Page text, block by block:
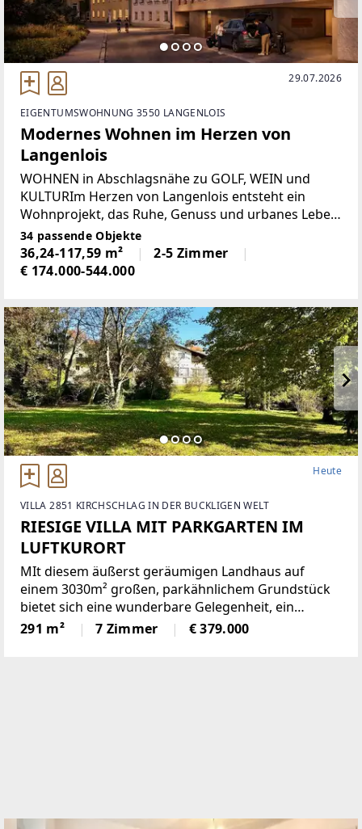
29.07.2026
EIGENTUMSWOHNUNG 3550 LANGENLOIS
Modernes Wohnen im Herzen von
Langenlois
WOHNEN in Abschlagsnähe zu GOLF, WEIN und
KULTURIm Herzen von Langenlois entsteht ein
Wohnprojekt, das Ruhe, Genuss und urbanes Leben
auf besondere Weise verbindet. Hier genießen Sie
nicht nur modernen Wohnkomfort, sondern auch
ein einzigartiges
34 passende Objekte
36,24-117,59 m²
2-5 Zimmer
€ 174.000-544.000
Heute
VILLA 2851 KIRCHSCHLAG IN DER BUCKLIGEN WELT
RIESIGE VILLA MIT PARKGARTEN IM
LUFTKURORT
MIt diesem äußerst geräumigen Landhaus auf
einem 3030m² großen, parkähnlichem Grundstück
bietet sich eine wunderbare Gelegenheit, ein
einmaliges Domizil in der beliebten Gemeinde
Krumbach zu schaffen!Das 1972 in Ziegelbauweise
291 m² 7 Zimmer € 379.000